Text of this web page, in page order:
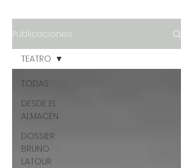
Publicaciones
TODAS
DESDE EL
ALMACÉN
DOSSIER
BRUNO
LATOUR
TEATRO